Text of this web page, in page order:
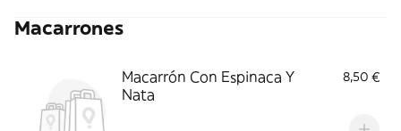
Macarrones
Macarrón Con Espinaca Y
Nata
8,50 €